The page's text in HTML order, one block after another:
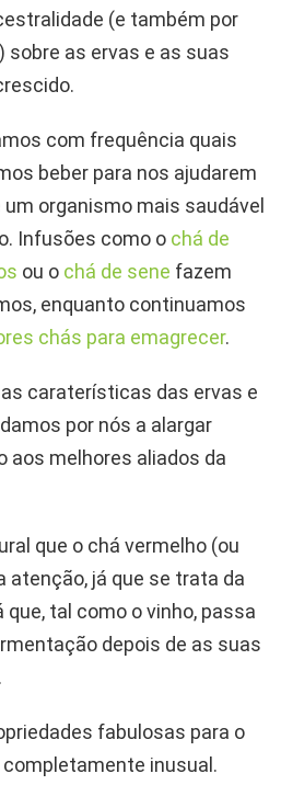
(e também por
as ervas e as suas
com frequência quais
beber para nos ajudarem
organismo mais saudável
Infusões como o chá de
ou o chá de sene fazem
enquanto continuamos
chás para emagrecer.
caraterísticas das ervas e
por nós a alargar
aos melhores aliados da
que o chá vermelho (ou
atenção, já que se trata da
tal como o vinho, passa
depois de as suas
fabulosas para o
inusual.